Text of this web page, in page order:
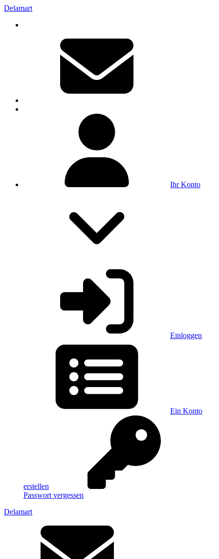
Delamart
Ihr Konto
Einloggen
Ein Konto
erstellen
Passwort vergessen
Delamart